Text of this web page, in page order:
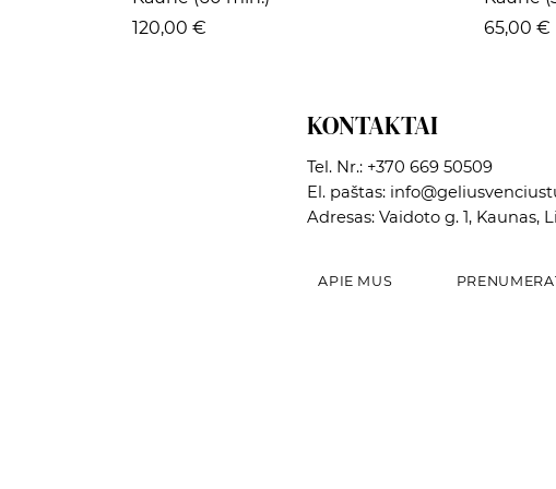
Kaina
120,00 €
Kaina
65,00 €
KONTAKTAI
Tel. Nr.: +370 669 50509
El. paštas:
Adresas: Vaidoto g. 1, Kaunas,
APIE MUS